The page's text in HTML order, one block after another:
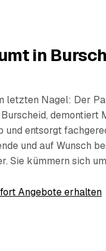
in
letzten Nagel: Der
demontiert
und entsorgt
und auf Wunsch
Sie kümmern sich
Angebote erhalten